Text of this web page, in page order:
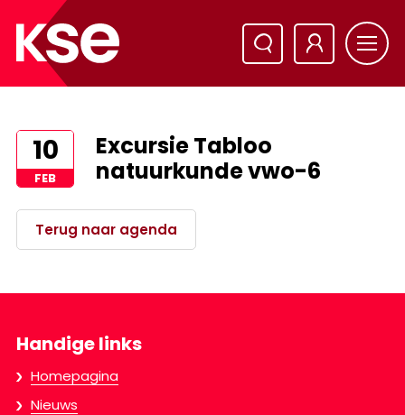
10
FEB
Excursie Tabloo
natuurkunde vwo-6
Terug naar agenda
Handige links
Homepagina
Nieuws